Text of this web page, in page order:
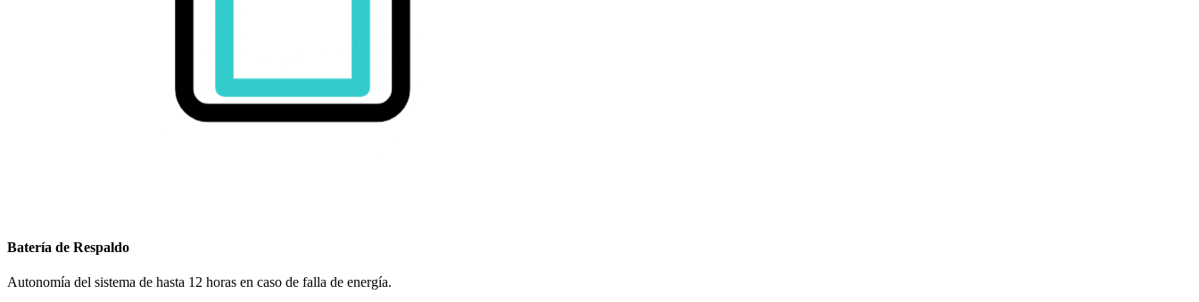
Batería de Respaldo
Autonomía del sistema de hasta 12 horas en caso de falla de energía.